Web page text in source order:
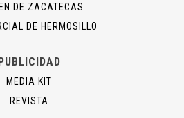
DE ZACATECAS
DE HERMOSILLO
MEDIA KIT
REVISTA